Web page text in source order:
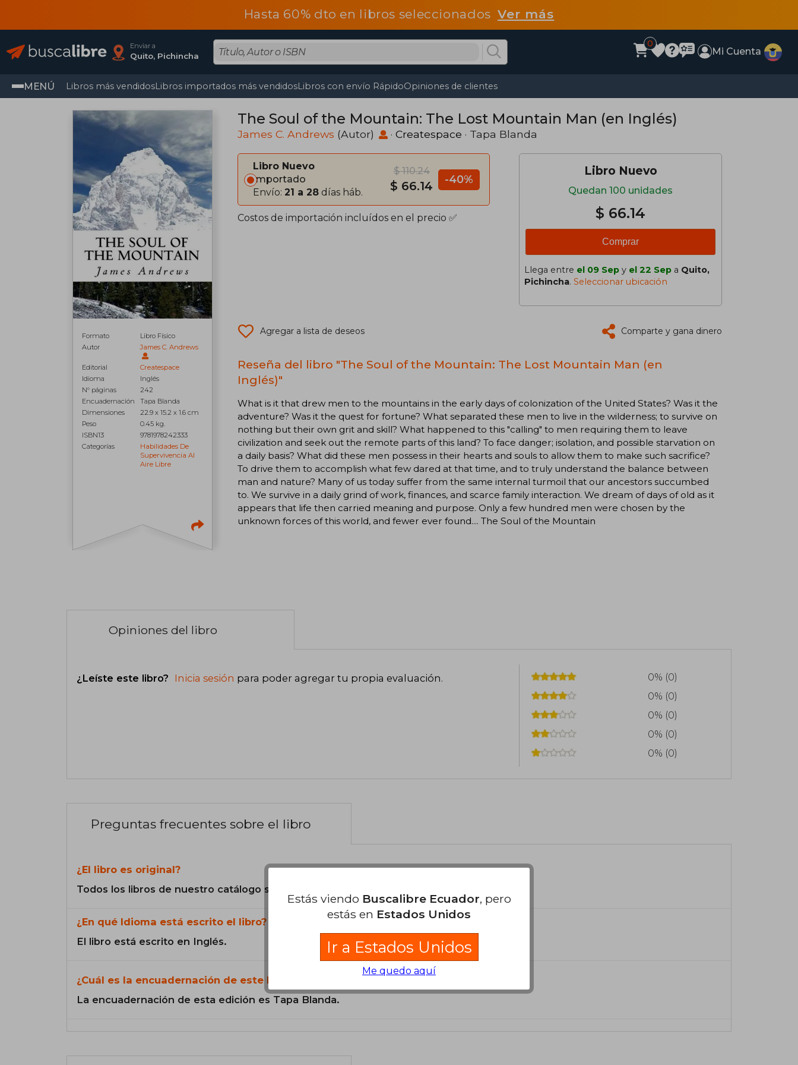
Hasta 60% dto en libros seleccionadosVer más
Enviar a
Quito, Pichincha
0
Mi Cuenta
MENÚ Libros más vendidosLibros importados más vendidosLibros con envío RápidoOpiniones de clientes
Formato
Libro Físico
Autor
James C. Andrews
Editorial
Createspace
Idioma
Inglés
N° páginas
242
Encuadernación
Tapa Blanda
Dimensiones
22.9 x 15.2 x 1.6 cm
Peso
0.45 kg.
ISBN13
9781978242333
Categorías
Habilidades De
Supervivencia Al
Aire Libre
The Soul of the Mountain: The Lost Mountain Man (en Inglés)
James C. Andrews (Autor) · Createspace · Tapa Blanda
Libro Nuevo
Importado
Envío: 21 a 28 días háb.
$ 110.24
$ 66.14 -40%
Costos de importación incluídos en el precio ✅
Libro Nuevo
Quedan 100 unidades
$ 66.14
Comprar
Llega entre el 09 Sep y el 22 Sep a Quito,
Pichincha. Seleccionar ubicación
Agregar a lista de deseos Comparte y gana dinero
Reseña del libro "The Soul of the Mountain: The Lost Mountain Man (en
Inglés)"
What is it that drew men to the mountains in the early days of colonization of the United States? Was it the
adventure? Was it the quest for fortune? What separated these men to live in the wilderness; to survive on
nothing but their own grit and skill? What happened to this "calling" to men requiring them to leave
civilization and seek out the remote parts of this land? To face danger; isolation, and possible starvation on
a daily basis? What did these men possess in their hearts and souls to allow them to make such sacrifice?
To drive them to accomplish what few dared at that time, and to truly understand the balance between
man and nature? Many of us today suffer from the same internal turmoil that our ancestors succumbed
to. We survive in a daily grind of work, finances, and scarce family interaction. We dream of days of old as it
appears that life then carried meaning and purpose. Only a few hundred men were chosen by the
unknown forces of this world, and fewer ever found.... The Soul of the Mountain
Opiniones del libro
¿Leíste este libro? Inicia sesión para poder agregar tu propia evaluación.
0% (0)
0% (0)
0% (0)
0% (0)
0% (0)
Preguntas frecuentes sobre el libro
¿El libro es original?
Todos los libros de nuestro catálogo son Originales.
¿En qué Idioma está escrito el libro?
El libro está escrito en Inglés.
¿Cuál es la encuadernación de este libro?
La encuadernación de esta edición es Tapa Blanda.
Estás viendo Buscalibre Ecuador, pero
estás en Estados Unidos
Ir a Estados Unidos
Me quedo aquí